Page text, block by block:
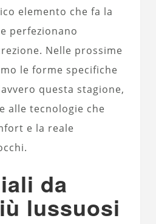
elemento che fa la
perfezionano
Nelle prossime
le forme specifiche
questa stagione,
alle tecnologie che
e la reale
da
lussuosi